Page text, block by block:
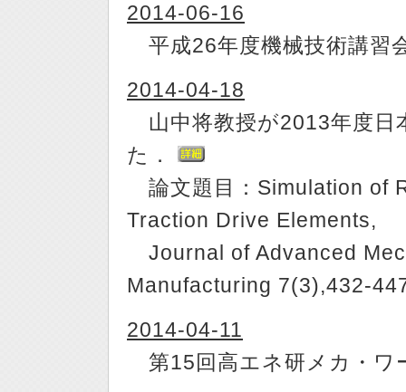
2014-06-16
平成26年度機械技術講習
2014-04-18
山中将教授が2013年度日
た．
論文題目：Simulation of
Traction Drive Elements,
Journal of Advanced
Manufacturing 7(3),432-
2014-04-11
第15回高エネ研メカ・ワ